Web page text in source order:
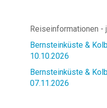
Reiseinformationen -
Bernsteinküste &
10.10.2026
Bernsteinküste &
07.11.2026